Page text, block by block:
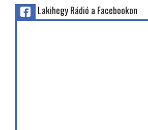
Lakihegy Rádió a Facebookon